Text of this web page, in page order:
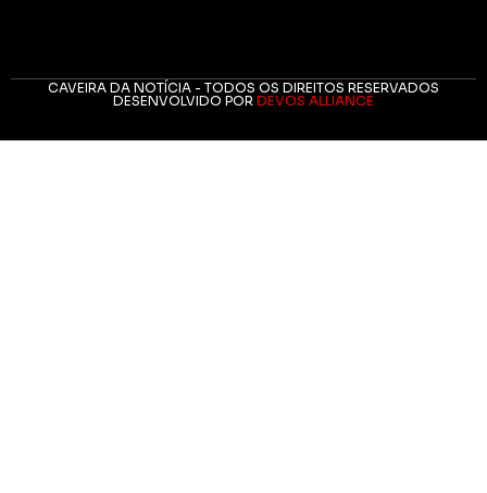
CAVEIRA DA NOTÍCIA - TODOS OS DIREITOS RESERVADOS
DESENVOLVIDO POR DEVOS ALLIANCE